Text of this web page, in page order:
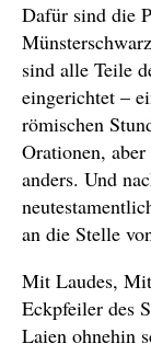
Dafür sind die
sind alle Teile
eingerichtet –
römischen
Orationen,
anders. Und
an die Stelle
Mit Laudes,
Eckpfeiler des
Laien ohnehin